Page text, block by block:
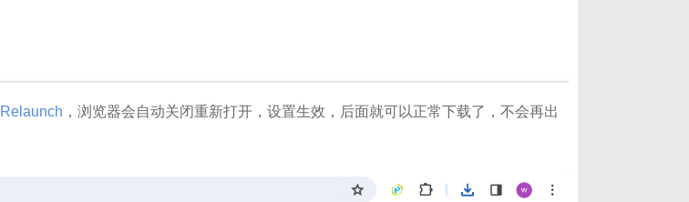
Relaunch ，浏览器会自动关闭重新打开，设置生效，后面就可以正常下载了，不会再出